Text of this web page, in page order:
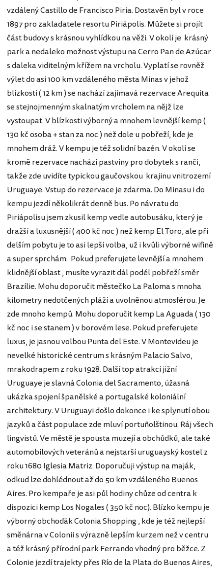
vzdálený Castillo de Francisco Piria. Dostavěn byl v roce
1897 pro zakladatele resortu Piriápolis. Můžete si projít
část budovy s krásnou vyhlídkou na věži. V okolí je krásný
park a nedaleko možnost výstupu na Cerro Pan de Azúcar
s daleka viditelným křížem na vrcholu. Vyplatí se rovněž
výlet do asi 100 km vzdáleného města Minas v jehož
blízkosti ( 12 km ) se nachází zajímavá rezervace Arequita
se stejnojmenným skalnatým vrcholem na nějž lze
vystoupat. V blízkosti výborný a mnohem levnější kemp (
130 kč osoba + stan za noc ) než dole u pobřeží, kde je
mnohem dráž. V kempu je též solidní bazén. V okolí se
kromě rezervace nachází pastviny pro dobytek s ranči,
takže zde uvidíte typickou gaučovskou krajinu vnitrozemí
Uruguaye. Vstup do rezervace je zdarma. Do Minasu i do
kempu jezdí několikrát denně bus. Po návratu do
Piriápolisu jsem zkusil kemp vedle autobusáku, který je
dražší a luxusnější ( 400 kč noc ) než kemp El Toro, ale při
delším pobytu je to asi lepší volba, už i kvůli výborné wifině
a super sprchám. Pokud preferujete levnější a mnohem
klidnější oblast , musíte vyrazit dál podél pobřeží směr
Brazílie. Mohu doporučit městečko La Paloma s mnoha
kilometry nedotčených pláží a uvolněnou atmosférou. Je
zde mnoho kempů. Mohu doporučit kemp La Aguada ( 130
kč noc i se stanem ) v borovém lese. Pokud preferujete
luxus, je jasnou volbou Punta del Este. V Montevideu je
nevelké historické centrum s krásným Palacio Salvo,
mrakodrapem z roku 1928. Další top atrakcí jižní
Uruguaye je slavná Colonia del Sacramento, úžasná
ukázka spojení španělské a portugalské koloniální
architektury. V Uruguayi došlo dokonce i ke splynutí obou
jazyků a část populace zde mluví portuñolštinou. Ráj všech
lingvistů. Ve městě je spousta muzejí a obchůdků, ale také
automobilových veteránů a nejstarší uruguayský kostel z
roku 1680 Iglesia Matriz. Doporučuji výstup na maják,
odkud lze dohlédnout až do 50 km vzdáleného Buenos
Aires. Pro kempaře je asi půl hodiny chůze od centra k
dispozici kemp Los Nogales ( 350 kč noc). Blízko kempu je
výborný obchoďák Colonia Shopping , kde je též nejlepší
směnárna v Colonii s výrazně lepším kurzem než v centru
a též krásný přírodní park Ferrando vhodný pro běžce. Z
Colonie jezdí trajekty přes Río de la Plata do Buenos Aires,